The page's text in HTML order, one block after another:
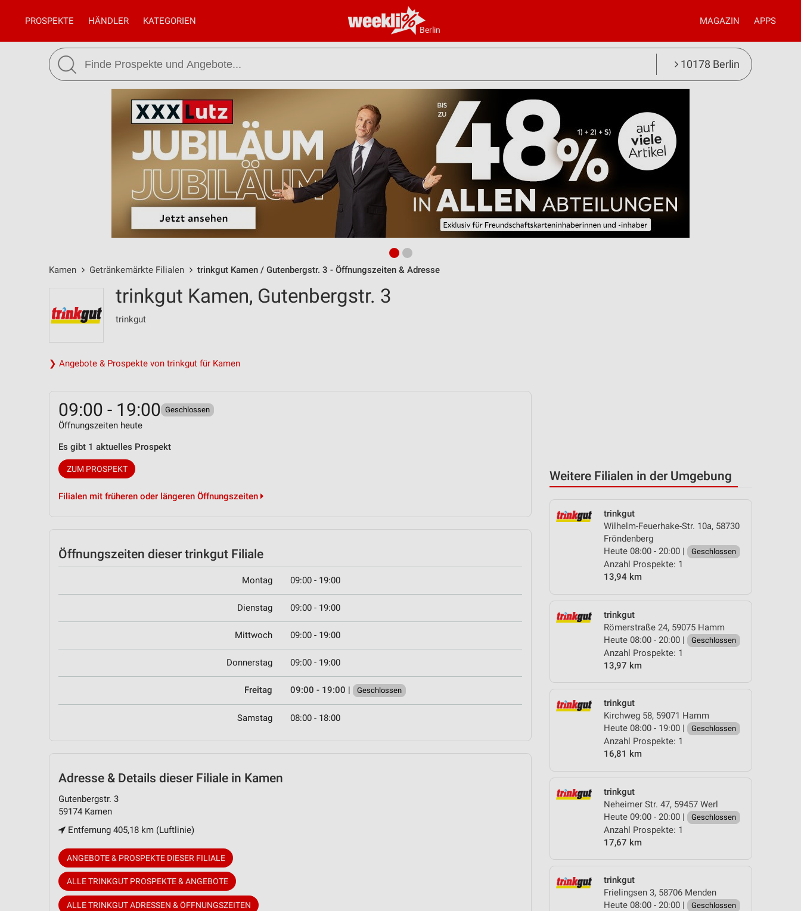
Berlin
PROSPEKTE HÄNDLER KATEGORIEN MAGAZIN APPS
10178 Berlin
Kamen Getränkemärkte Filialen trinkgut Kamen / Gutenbergstr. 3 - Öffnungszeiten & Adresse
Weitere Filialen in der Umgebung
trinkgut
Wilhelm-Feuerhake-Str. 10a, 58730
Fröndenberg
Heute 08:00 - 20:00 |
Geschlossen
Anzahl Prospekte: 1
13,94 km
trinkgut
Römerstraße 24, 59075 Hamm
Heute 08:00 - 20:00 |
Geschlossen
Anzahl Prospekte: 1
13,97 km
trinkgut
Kirchweg 58, 59071 Hamm
Heute 08:00 - 19:00 |
Geschlossen
Anzahl Prospekte: 1
16,81 km
trinkgut
Neheimer Str. 47, 59457 Werl
Heute 09:00 - 20:00 |
Geschlossen
Anzahl Prospekte: 1
17,67 km
trinkgut
Frielingsen 3, 58706 Menden
Heute 08:00 - 20:00 |
Geschlossen
trinkgut Kamen, Gutenbergstr. 3
trinkgut
❯ Angebote & Prospekte von trinkgut für Kamen
09:00 - 19:00 Geschlossen
Öffnungszeiten heute
Es gibt 1 aktuelles Prospekt
ZUM PROSPEKT
Filialen mit früheren oder längeren Öffnungszeiten
Öffnungszeiten dieser trinkgut Filiale
Montag 09:00 - 19:00
Dienstag 09:00 - 19:00
Mittwoch 09:00 - 19:00
Donnerstag 09:00 - 19:00
Freitag 09:00 - 19:00 | Geschlossen
Samstag 08:00 - 18:00
Adresse & Details dieser Filiale in Kamen
Gutenbergstr. 3
59174 Kamen
Entfernung 405,18 km (Luftlinie)
ANGEBOTE & PROSPEKTE DIESER FILIALE
ALLE TRINKGUT PROSPEKTE & ANGEBOTE
ALLE TRINKGUT ADRESSEN & ÖFFNUNGSZEITEN